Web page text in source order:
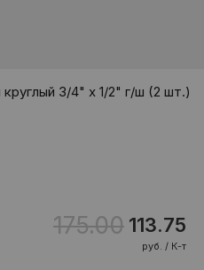
круглый 3/4" х 1/2" г/ш (2 шт.)
175.00 113.75
руб. / К-т